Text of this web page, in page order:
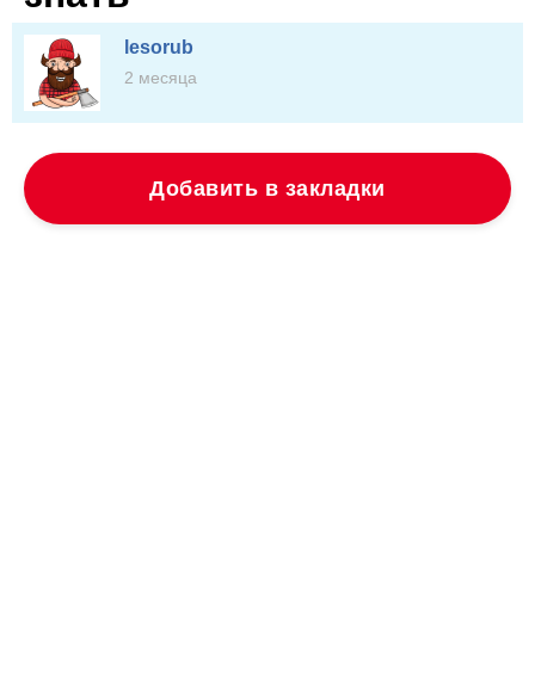
lesorub
2 месяца
Добавить в закладки